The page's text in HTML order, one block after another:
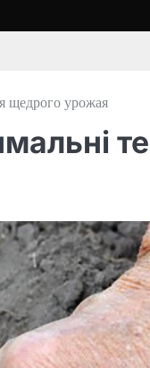
щедрого урожая